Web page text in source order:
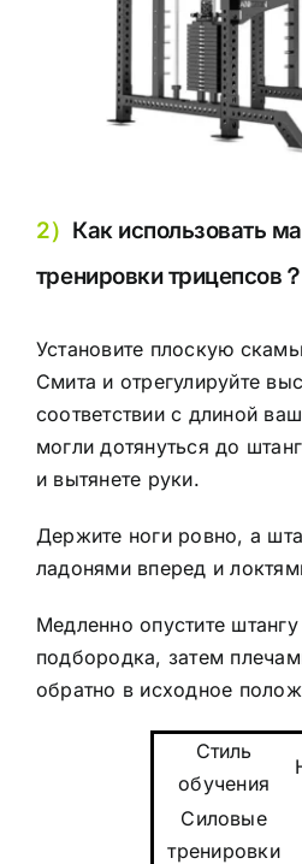
2） Как использовать
тренировки трицепсов？
Установите плоскую
Смита и отрегулируйте
соответствии с длиной
могли дотянуться до
и вытянете руки.
Держите ноги ровно, а
ладонями вперед и
Медленно опустите
подбородка, затем
обратно в исходное
Стиль
обучения
Силовые
тренировки